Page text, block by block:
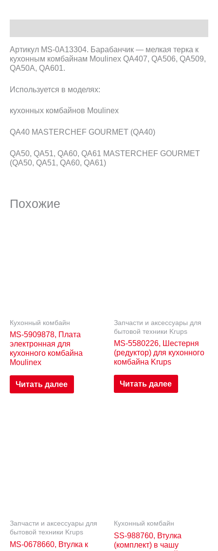
Артикул MS-0A13304. Барабанчик — мелкая терка к
кухонным комбайнам Moulinex QA407, QA506, QA509,
QA50A, QA601.
Используется в моделях:
кухонных комбайнов Moulinex
QA40 MASTERCHEF GOURMET (QA40)
QA50, QA51, QA60, QA61 MASTERCHEF GOURMET
(QA50, QA51, QA60, QA61)
Похожие
Кухонный комбайн
MS-5909878, Плата
электронная для
кухонного комбайна
Moulinex
Читать далее
Запчасти и аксессуары для
бытовой техники Krups
MS-5580226, Шестерня
(редуктор) для кухонного
комбайна Krups
Читать далее
Запчасти и аксессуары для
бытовой техники Krups
MS-0678660, Втулка к
Кухонный комбайн
SS-988760, Втулка
(комплект) в чашу